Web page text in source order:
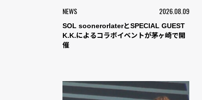
NEWS 2026.08.09
SOL soonerorlaterとSPECIAL GUEST
K.K.によるコラボイベントが茅ヶ崎で開
催